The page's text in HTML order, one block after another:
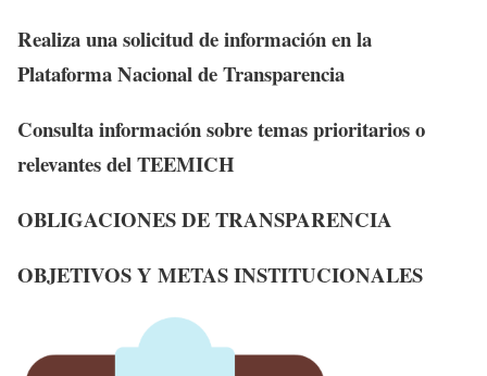
Realiza una solicitud de información en la
Plataforma Nacional de Transparencia
Consulta información sobre temas prioritarios o
relevantes del TEEMICH
OBLIGACIONES DE TRANSPARENCIA
OBJETIVOS Y METAS INSTITUCIONALES